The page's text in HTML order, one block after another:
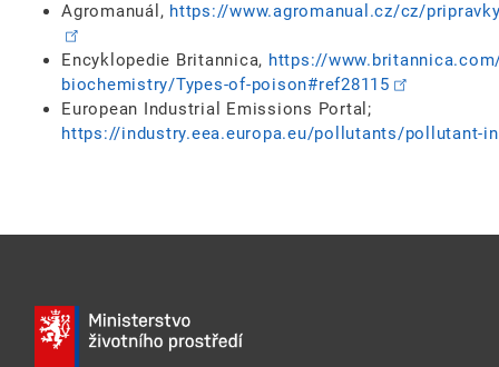
Agromanuál, https://www.agromanual.cz/cz/
Encyklopedie Britannica, https://
biochemistry/Types-of-poison#ref28115
European Industrial Emissions Portal;
https://industry.eea.europa.eu/pollutants/pollutant-